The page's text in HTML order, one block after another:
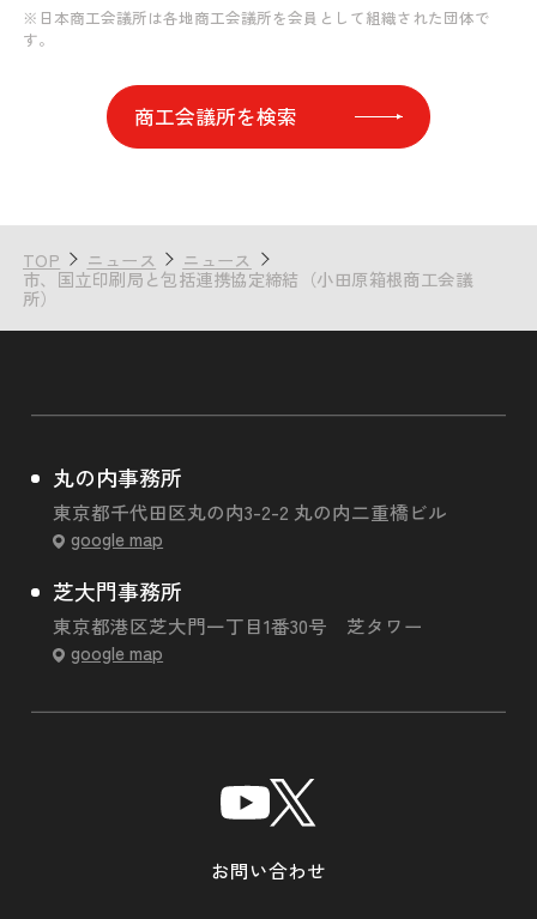
※日本商工会議所は各地商工会議所を会員として組織された団体で
す。
商工会議所を検索
TOP ニュース ニュース
市、国立印刷局と包括連携協定締結（小田原箱根商工会議
所）
丸の内事務所
東京都千代田区丸の内3-2-2 丸の内二重橋ビル
google map
芝大門事務所
東京都港区芝大門一丁目1番30号 芝タワー
google map
お問い合わせ